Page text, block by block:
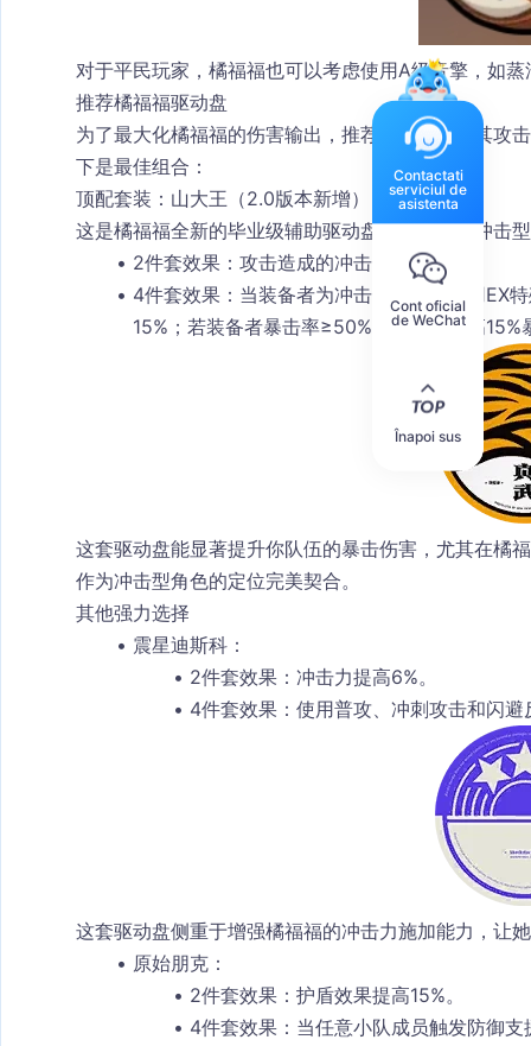
对于平民玩家，橘福福也可以考虑使用A级音擎，如蒸
推荐橘福福驱动盘
为了最大化橘福福的伤害输出，推荐选择能放大其攻
下是最佳组合：
顶配套装：山大王（2.0版本新增）
这是橘福福全新的毕业级辅助驱动盘套装，专为冲击
2件套效果：攻击造成的冲击力提高6%。
4件套效果：当装备者为冲击型角色并使用EX
15%；若装备者暴击率≥50%，则额外提高
这套驱动盘能显著提升你队伍的暴击伤害，尤其在橘
作为冲击型角色的定位完美契合。
其他强力选择
震星迪斯科：
2件套效果：冲击力提高6%。
4件套效果：使用普攻、冲刺攻击和闪
这套驱动盘侧重于增强橘福福的冲击力施加能力，让
原始朋克：
2件套效果：护盾效果提高15%。
4件套效果：当任意小队成员触发防御
Contactati
serviciul de
asistenta
Cont oficial
de WeChat
Înapoi sus